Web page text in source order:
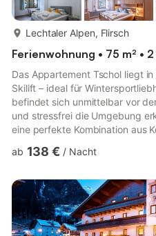
Lechtaler Alpen, Flirsch
Ferienwohnung • 75 m² •
Das Appartement Tschol liegt
Skilift – ideal für
befindet sich unmittelbar vor
und stressfrei die Umgebung
eine perfekte Kombination aus
oder Wandern – bei uns
Rückzugsort für einen
Personen. Die Unterkunft
eine...
ab 138 € / Nacht